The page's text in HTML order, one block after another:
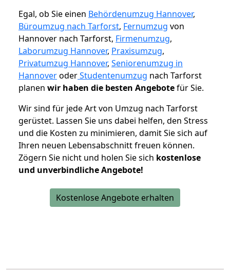
Egal, ob Sie einen Behördenumzug Hannover,
Büroumzug nach Tarforst, Fernumzug von
Hannover nach Tarforst, Firmenumzug,
Laborumzug Hannover, Praxisumzug,
Privatumzug Hannover, Seniorenumzug in
HannoveroderStudentenumzug nach Tarforst
planen wir haben die besten Angebotefür Sie.
Wir sind für jede Art von Umzug nach Tarforst
gerüstet. Lassen Sie uns dabei helfen, den Stress
und die Kosten zu minimieren, damit Sie sich auf
Ihren neuen Lebensabschnitt freuen können.
Zögern Sie nicht und holen Sie sich kostenlose
und unverbindliche Angebote!
Kostenlose Angebote erhalten